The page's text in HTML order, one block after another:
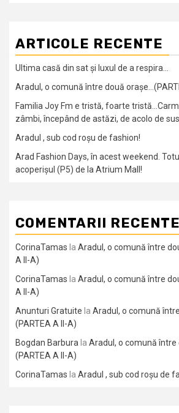
ARTICOLE RECENTE
Ultima casă din sat și luxul de a respira…
Aradul, o comună între două
Familia Joy Fm e tristă, foarte
zâmbi, începând de astăzi, de acolo de
Aradul , sub cod roșu de fashion!
Arad Fashion Days, în acest weekend.
acoperișul (P5) de la Atrium Mall!
COMENTARII RECENTE
CorinaTamas la Aradul, o comună între
A II-A)
CorinaTamas la Aradul, o comună între
A II-A)
Anunturi Gratuite la Aradul, o comună
(PARTEA A II-A)
Bogdan Barbura la Aradul, o comună între
(PARTEA A II-A)
CorinaTamas la Aradul , sub cod roșu de